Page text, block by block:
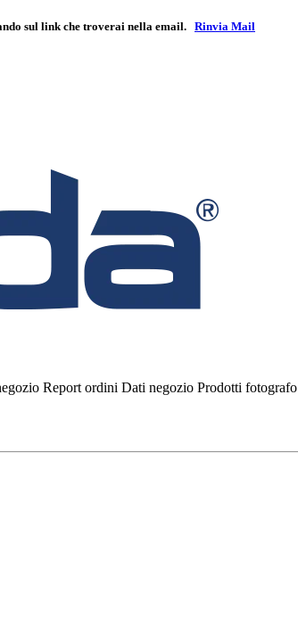
sul link che troverai nella email. Rinvia Mail
Report ordini Dati negozio Prodotti fotografo